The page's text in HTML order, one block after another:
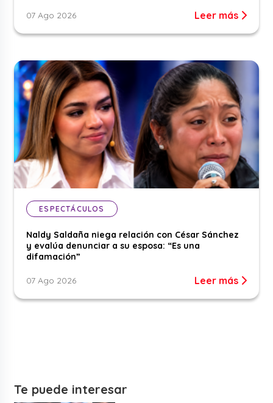
07 Ago 2026 Leer más
ESPECTÁCULOS
Naldy Saldaña niega relación con César Sánchez
y evalúa denunciar a su esposa: “Es una
difamación”
07 Ago 2026 Leer más
Te puede interesar